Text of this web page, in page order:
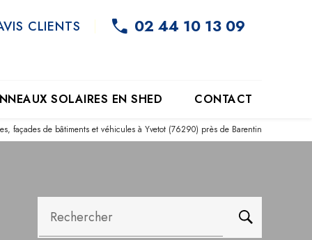
CLIENTS 02 44 10 13 09
SOLAIRES EN SHED CONTACT
façades de bâtiments et véhicules à Yvetot (76290) près de Barentin
Rechercher